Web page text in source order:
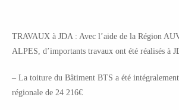
TRAVAUX à JDA : Avec l’aide de la Région
ALPES, d’importants travaux ont été réalisés à
– La toiture du Bâtiment BTS a été
régionale de 24 216€